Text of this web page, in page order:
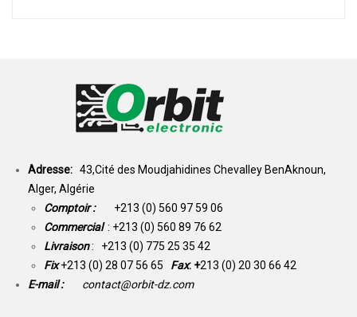
Adresse: 43,Cité des Moudjahidines Chevalley BenAknoun,
Alger, Algérie
Comptoir : +213 (0) 560 97 59 06
Commercial : +213 (0) 560 89 76 62
Livraison: +213 (0) 775 25 35 42
Fix +213 (0) 28 07 56 65 Fax: +213 (0) 20 30 66 42
E-mail :
contact@orbit-dz.com